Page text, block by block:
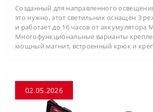
Созданный для направленного
это нужно, этот светильник оснащён 3
и работает до 16 часов от аккумулятора
Многофункциональные варианты
мощный магнит, встроенный крюк и
02.05.2026